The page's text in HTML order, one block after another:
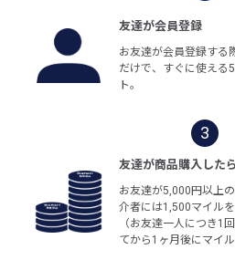
友達が会員登録
お友達が会員登録する
だけで、すぐに使える
ト。
3
友達が商品購入した
お友達が5,000円以上
介者には1,500マイルを
（お友達一人につき1
てから1ヶ月後にマイ